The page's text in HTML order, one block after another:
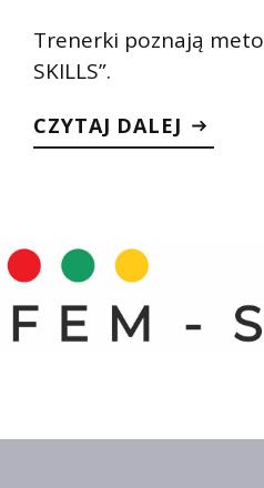
Trenerki poznają
SKILLS”.
CZYTAJ DALEJ